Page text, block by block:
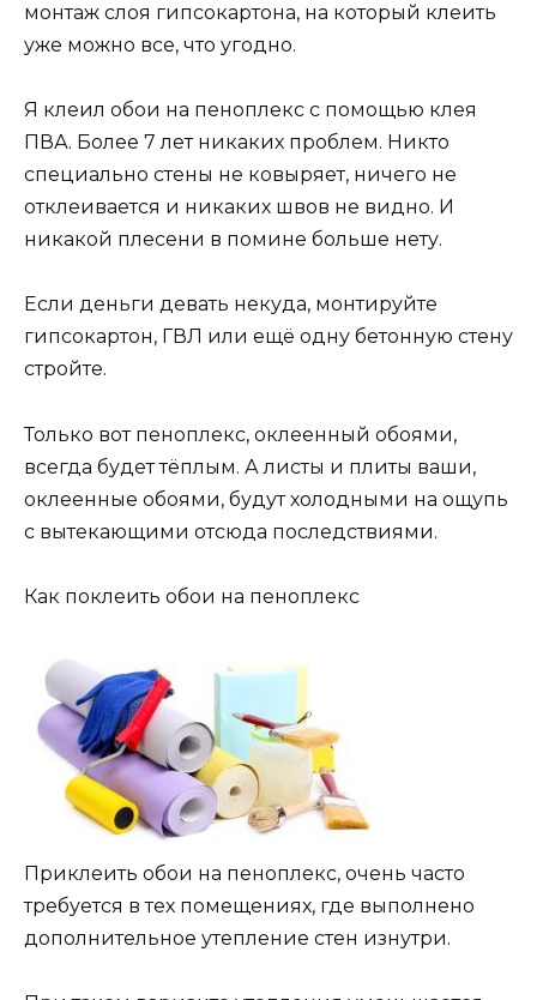
монтаж слоя гипсокартона, на который клеить
уже можно все, что угодно.
Я клеил обои на пеноплекс с помощью клея
ПВА. Более 7 лет никаких проблем. Никто
специально стены не ковыряет, ничего не
отклеивается и никаких швов не видно. И
никакой плесени в помине больше нету.
Если деньги девать некуда, монтируйте
гипсокартон, ГВЛ или ещё одну бетонную стену
стройте.
Только вот пеноплекс, оклеенный обоями,
всегда будет тёплым. А листы и плиты ваши,
оклеенные обоями, будут холодными на ощупь
с вытекающими отсюда последствиями.
Как поклеить обои на пеноплекс
Приклеить обои на пеноплекс, очень часто
требуется в тех помещениях, где выполнено
дополнительное утепление стен изнутри.